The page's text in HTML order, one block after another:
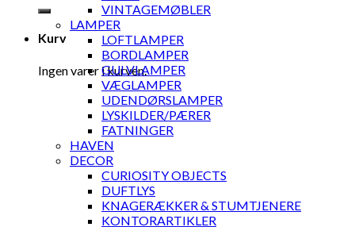
Kurv
Ingen varer i kurven.
VINTAGEMØBLER
LAMPER
LOFTLAMPER
BORDLAMPER
GULVLAMPER
VÆGLAMPER
UDENDØRSLAMPER
LYSKILDER/PÆRER
FATNINGER
HAVEN
DECOR
CURIOSITY OBJECTS
DUFTLYS
KNAGERÆKKER & STUMTJENERE
KONTORARTIKLER